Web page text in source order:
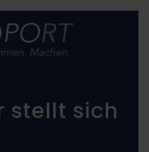
stellt sich